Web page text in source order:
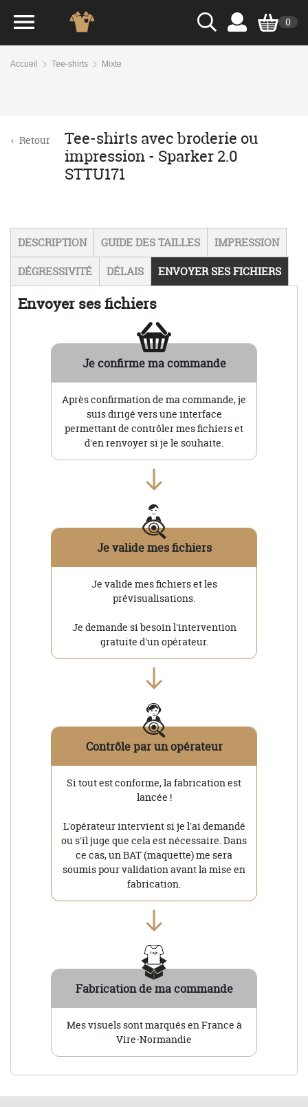
0
Accueil Tee-shirts Mixte
‹ Retour
Tee-shirts avec broderie ou
impression - Sparker 2.0
STTU171
DESCRIPTION GUIDE DES TAILLES
IMPRESSION
DÉGRESSIVITÉ
DÉLAIS ENVOYER SES FICHIERS
Envoyer ses fichiers
Je confirme ma commande
Après confirmation de ma commande, je
suis dirigé vers une interface
permettant de contrôler mes fichiers et
d'en renvoyer si je le souhaite.
Je valide mes fichiers
Je valide mes fichiers et les
prévisualisations.
Je demande si besoin l'intervention
gratuite d'un opérateur.
Contrôle par un opérateur
Si tout est conforme, la fabrication est
lancée !
L'opérateur intervient si je l'ai demandé
ou s'il juge que cela est nécessaire. Dans
ce cas, un BAT (maquette) me sera
soumis pour validation avant la mise en
fabrication.
Fabrication de ma commande
Mes visuels sont marqués en France à
Vire-Normandie